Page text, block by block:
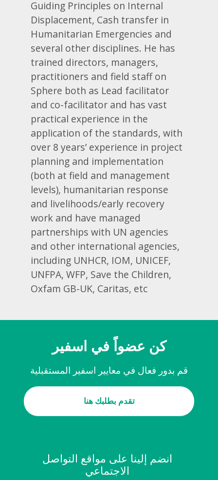
Guiding Principles on Internal
Displacement, Cash transfer in
Humanitarian Emergencies and
several other disciplines. He has
trained directors, managers,
practitioners and field staff on
Sphere both as Lead facilitator
and co-facilitator and has vast
practical experience in the
application of the standards, with
over 8 years’ experience in project
planning and implementation
(both at field and management
levels), humanitarian response
and livelihoods/early recovery
work and have managed
partnerships with UN agencies
and other international agencies,
including UNHCR, IOM, UNICEF,
UNFPA, WFP, Save the Children,
Oxfam GB-UK, Caritas, etc
كن عضواً في اسفير
قم بدور فعال في معايير اسفير المستقبلية
تقدم بطلبك هنا
انضم إلينا على مواقع التواصل
الاجتماعي